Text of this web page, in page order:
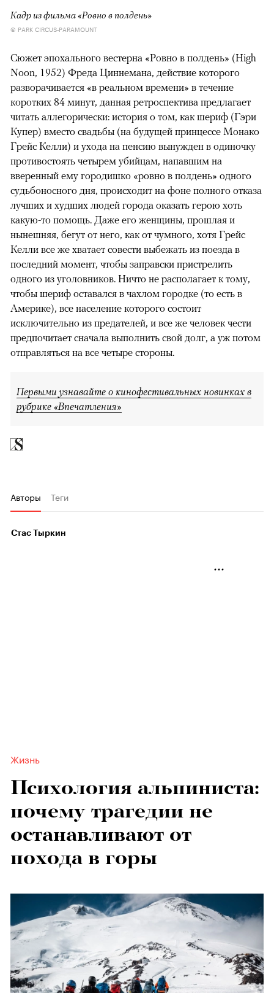
Кадр из фильма «Ровно в полдень»
© PARK CIRCUS-PARAMOUNT
Сюжет эпохального вестерна «Ровно в полдень» (High
Noon, 1952) Фреда Циннемана, действие которого
разворачивается «в реальном времени» в течение
коротких 84 минут, данная ретроспектива предлагает
читать аллегорически: история о том, как шериф (Гэри
Купер) вместо свадьбы (на будущей принцессе Монако
Грейс Келли) и ухода на пенсию вынужден в одиночку
противостоять четырем убийцам, напавшим на
вверенный ему городишко «ровно в полдень» одного
судьбоносного дня, происходит на фоне полного отказа
лучших и худших людей города оказать герою хоть
какую-то помощь. Даже его женщины, прошлая и
нынешняя, бегут от него, как от чумного, хотя Грейс
Келли все же хватает совести выбежать из поезда в
последний момент, чтобы заправски пристрелить
одного из уголовников. Ничто не располагает к тому,
чтобы шериф оставался в чахлом городке (то есть в
Америке), все население которого состоит
исключительно из предателей, и все же человек чести
предпочитает сначала выполнить свой долг, а уж потом
отправляться на все четыре стороны.
Первыми узнавайте о кинофестивальных новинках в
рубрике «Впечатления»
Авторы Теги
Стас Тыркин
Жизнь
Психология альпиниста:
почему трагедии не
останавливают от
похода в горы